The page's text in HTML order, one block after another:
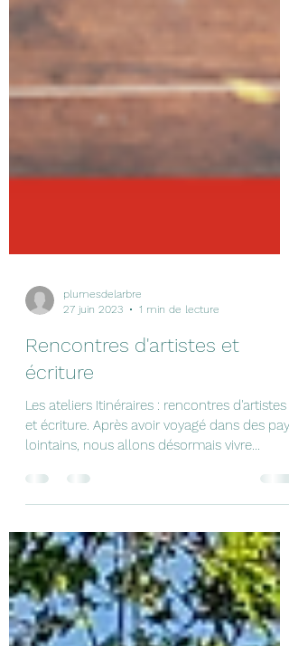
27 juin 2023
1 min de lecture
Rencontres d'artistes et
écriture
Les ateliers Itinéraires : rencontres d'artistes
lointains, nous allons désormais vivre...